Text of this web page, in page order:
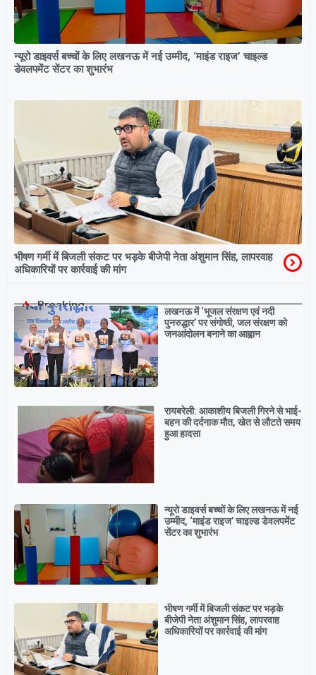
न्यूरो डाइवर्स बच्चों के लिए लखनऊ में नई उम्मीद, ‘माइंड राइज’ चाइल्ड
डेवलपमेंट सेंटर का शुभारंभ
भीषण गर्मी में बिजली संकट पर भड़के बीजेपी नेता अंशुमान सिंह, लापरवाह
अधिकारियों पर कार्रवाई की मांग
Breaking
लखनऊ में ‘भूजल संरक्षण एवं नदी
पुनरुद्धार’ पर संगोष्ठी, जल संरक्षण को
जनआंदोलन बनाने का आह्वान
रायबरेली: आकाशीय बिजली गिरने से भाई-
बहन की दर्दनाक मौत, खेत से लौटते समय
हुआ हादसा
न्यूरो डाइवर्स बच्चों के लिए लखनऊ में नई
उम्मीद, ‘माइंड राइज’ चाइल्ड डेवलपमेंट
सेंटर का शुभारंभ
भीषण गर्मी में बिजली संकट पर भड़के
बीजेपी नेता अंशुमान सिंह, लापरवाह
अधिकारियों पर कार्रवाई की मांग